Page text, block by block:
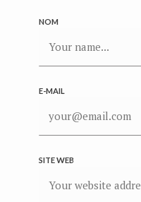
NOM
E-MAIL
SITE WEB